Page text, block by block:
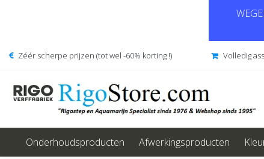
Zéér scherpe prijzen (tot wel -60% korting !) Volledig
Onderhoudsproducten Afwerkingsproducten